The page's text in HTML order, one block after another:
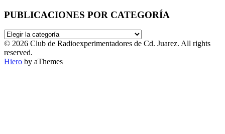
PUBLICACIONES POR CATEGORÍA
PUBLICACIONES
POR
CATEGORÍA
© 2026 Club de Radioexperimentadores de Cd. Juarez. All rights
reserved.
Hiero by aThemes